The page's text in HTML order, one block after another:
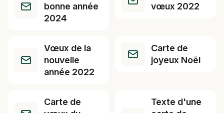
bonne année
2024
vœux 2022
Vœux de la
nouvelle
année 2022
Carte de
joyeux Noël
Carte de
Texte d'une